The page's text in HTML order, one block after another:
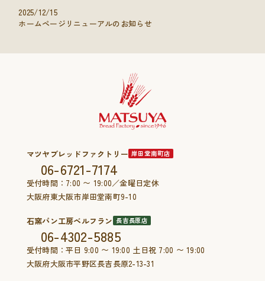
2025/12/15
ホームページリニューアルのお知らせ
マツヤブレッドファクトリー 岸田堂南町店
06-6721-7174
受付時間：7:00 〜 19:00／金曜日定休
大阪府東大阪市岸田堂南町9-10
石窯パン工房ベルフラン 長吉長原店
06-4302-5885
受付時間：平日 9:00 〜 19:00 土日祝 7:00 〜 19:00
大阪府大阪市平野区長吉長原2-13-31